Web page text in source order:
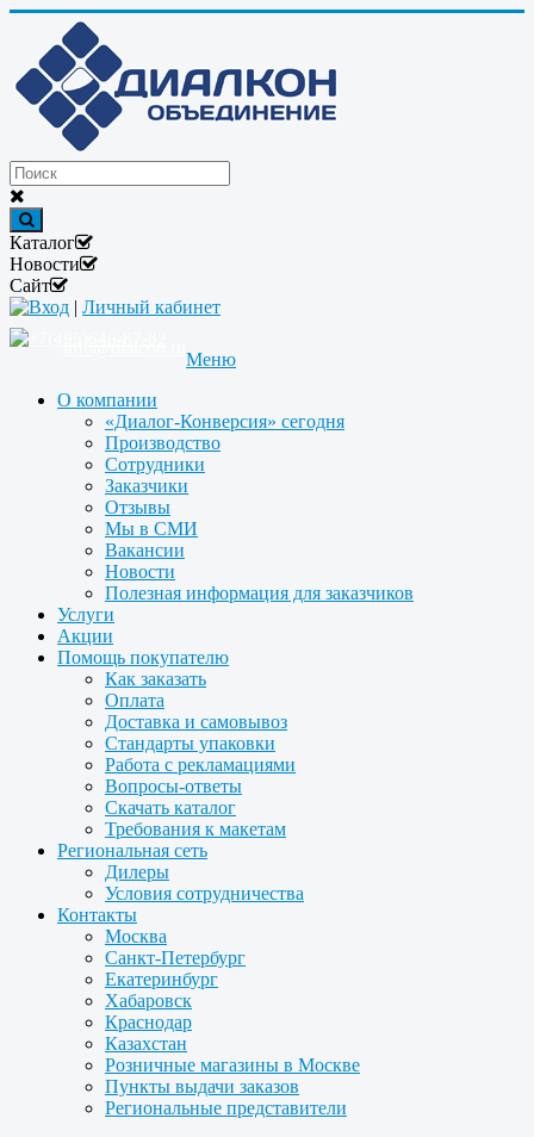
Каталог
Новости
Сайт
Вход | Личный кабинет
Меню
О компании
«Диалог-Конверсия» сегодня
Производство
Сотрудники
Заказчики
Отзывы
Мы в СМИ
Вакансии
Новости
Полезная информация для заказчиков
Услуги
Акции
Помощь покупателю
Как заказать
Оплата
Доставка и самовывоз
Стандарты упаковки
Работа с рекламациями
Вопросы-ответы
Скачать каталог
Требования к макетам
Региональная сеть
Дилеры
Условия сотрудничества
Контакты
Москва
Санкт-Петербург
Екатеринбург
Хабаровск
Краснодар
Казахстан
Розничные магазины в Москве
Пункты выдачи заказов
Региональные представители